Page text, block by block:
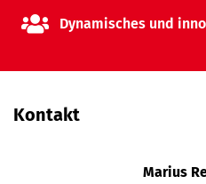
Dynamisches und
Kontakt
Marius